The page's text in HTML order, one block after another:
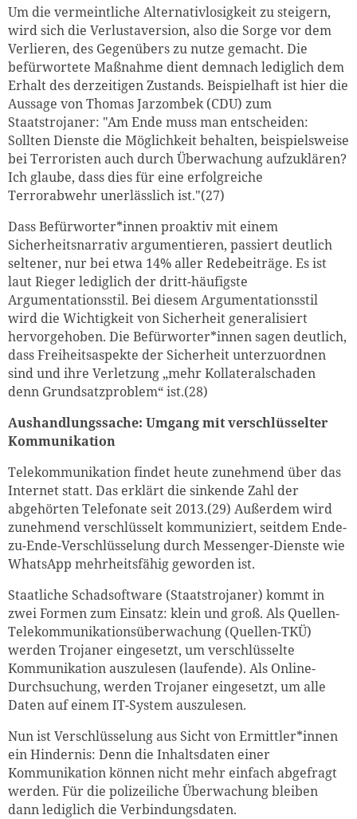
Um die vermeintliche Alternativlosigkeit zu steigern,
wird sich die Verlustaversion, also die Sorge vor dem
Verlieren, des Gegenübers zu nutze gemacht. Die
befürwortete Maßnahme dient demnach lediglich dem
Erhalt des derzeitigen Zustands. Beispielhaft ist hier die
Aussage von Thomas Jarzombek (CDU) zum
Staatstrojaner: "Am Ende muss man entscheiden:
Sollten Dienste die Möglichkeit behalten, beispielsweise
bei Terroristen auch durch Überwachung aufzuklären?
Ich glaube, dass dies für eine erfolgreiche
Terrorabwehr unerlässlich ist."(27)
Dass Befürworter*innen proaktiv mit einem
Sicherheitsnarrativ argumentieren, passiert deutlich
seltener, nur bei etwa 14% aller Redebeiträge. Es ist
laut Rieger lediglich der dritt-häufigste
Argumentationsstil. Bei diesem Argumentationsstil
wird die Wichtigkeit von Sicherheit generalisiert
hervorgehoben. Die Befürworter*innen sagen deutlich,
dass Freiheitsaspekte der Sicherheit unterzuordnen
sind und ihre Verletzung „mehr Kollateralschaden
denn Grundsatzproblem“ ist.(28)
Aushandlungssache: Umgang mit verschlüsselter
Kommunikation
Telekommunikation findet heute zunehmend über das
Internet statt. Das erklärt die sinkende Zahl der
abgehörten Telefonate seit 2013.(29) Außerdem wird
zunehmend verschlüsselt kommuniziert, seitdem Ende-
zu-Ende-Verschlüsselung durch Messenger-Dienste wie
WhatsApp mehrheitsfähig geworden ist.
Staatliche Schadsoftware (Staatstrojaner) kommt in
zwei Formen zum Einsatz: klein und groß. Als Quellen-
Telekommunikationsüberwachung (Quellen-TKÜ)
werden Trojaner eingesetzt, um verschlüsselte
Kommunikation auszulesen (laufende). Als Online-
Durchsuchung, werden Trojaner eingesetzt, um alle
Daten auf einem IT-System auszulesen.
Nun ist Verschlüsselung aus Sicht von Ermittler*innen
ein Hindernis: Denn die Inhaltsdaten einer
Kommunikation können nicht mehr einfach abgefragt
werden. Für die polizeiliche Überwachung bleiben
dann lediglich die Verbindungsdaten.